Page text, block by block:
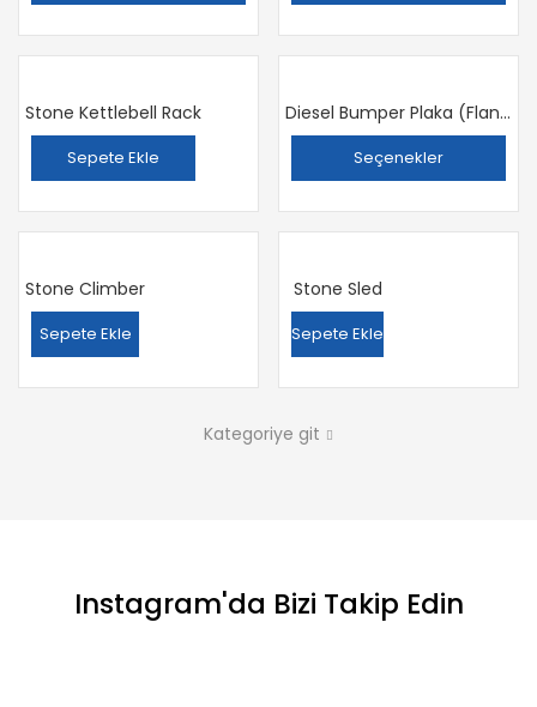
Stone Kettlebell Rack
Sepete Ekle
Diesel Bumper Plaka (Flanş)
Seçenekler
Stone Climber
Sepete Ekle
Stone Sled
Sepete Ekle
Kategoriye git
Instagram'da Bizi Takip Edin